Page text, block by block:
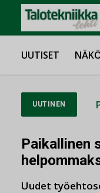
UUTISET
UUTINEN
Paikallinen
Uudet